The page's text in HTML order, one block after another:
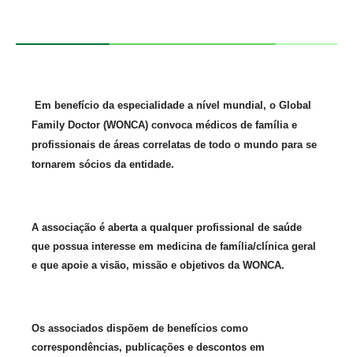
Em benefício da especialidade a nível mundial, o Global
Family Doctor (WONCA) convoca médicos de família e
profissionais de áreas correlatas de todo o mundo para se
tornarem sócios da entidade.
A associação é aberta a qualquer profissional de saúde
que possua interesse em medicina de família/clínica geral
e que apoie a visão, missão e objetivos da WONCA.
Os associados dispõem de benefícios como
correspondências, publicações e descontos em